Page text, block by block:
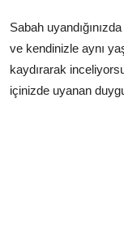
Sabah
ve kendinizle aynı
kaydırarak
içinizde uyanan